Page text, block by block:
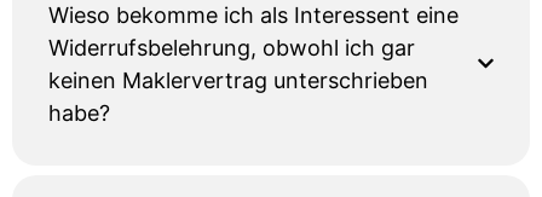
Wieso bekomme ich als Interessent eine
Widerrufsbelehrung, obwohl ich gar
keinen Maklervertrag unterschrieben
habe?